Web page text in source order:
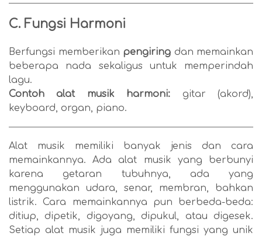
C. Fungsi Harmoni
Berfungsi memberikan pengiring dan memainkan
beberapa nada sekaligus untuk memperindah
lagu.
Contoh alat musik harmoni: gitar (akord),
keyboard, organ, piano.
Alat musik memiliki banyak jenis dan cara
memainkannya. Ada alat musik yang berbunyi
karena getaran tubuhnya, ada yang
menggunakan udara, senar, membran, bahkan
listrik. Cara memainkannya pun berbeda-beda:
ditiup, dipetik, digoyang, dipukul, atau digesek.
Setiap alat musik juga memiliki fungsi yang unik